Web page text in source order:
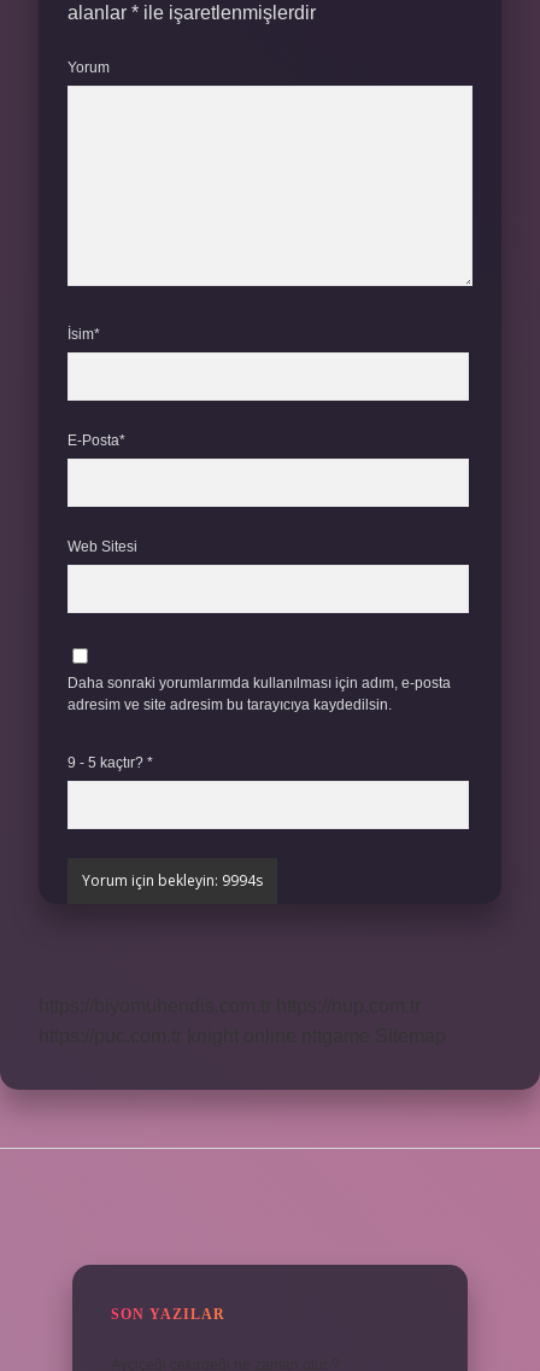
alanlar * ile işaretlenmişlerdir
Yorum
İsim*
E-Posta*
Web Sitesi
Daha sonraki yorumlarımda kullanılması için adım, e-posta
adresim ve site adresim bu tarayıcıya kaydedilsin.
9 - 5 kaçtır? *
SON YAZILAR